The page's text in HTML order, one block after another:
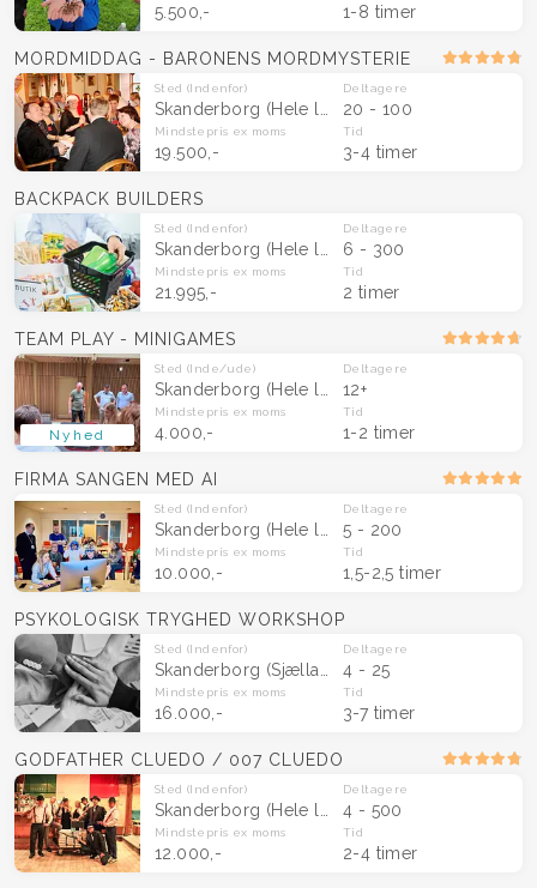
5.500,- 1-8 timer
MORDMIDDAG - BARONENS MORDMYSTERIE
Sted (Indenfor)
Skanderborg (Hele landet)
Deltagere
20 - 100
Mindstepris ex moms
19.500,-
Tid
3-4 timer
BACKPACK BUILDERS
Sted (Indenfor)
Skanderborg (Hele landet)
Deltagere
6 - 300
Mindstepris ex moms
21.995,-
Tid
2 timer
Nyhed
TEAM PLAY - MINIGAMES
Sted (Inde/ude)
Skanderborg (Hele landet)
Deltagere
12+
Mindstepris ex moms
4.000,-
Tid
1-2 timer
FIRMA SANGEN MED AI
Sted (Indenfor)
Skanderborg (Hele landet)
Deltagere
5 - 200
Mindstepris ex moms
10.000,-
Tid
1,5-2,5 timer
PSYKOLOGISK TRYGHED WORKSHOP
Sted (Indenfor)
Skanderborg (Sjælland, Fyn og Midtjylland )
Deltagere
4 - 25
Mindstepris ex moms
16.000,-
Tid
3-7 timer
GODFATHER CLUEDO / 007 CLUEDO
Sted (Indenfor)
Skanderborg (Hele landet)
Deltagere
4 - 500
Mindstepris ex moms
12.000,-
Tid
2-4 timer